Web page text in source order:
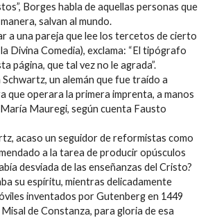
Borges habla de aquellas personas que
salvan al mundo.
a una pareja que lee los tercetos de cierto
Divina Comedia), exclama: “El tipógrafo
página, que tal vez no le agrada”.
Schwartz, un alemán que fue traído a
que operara la primera imprenta, a manos
Mauregi, según cuenta Fausto
acaso un seguidor de reformistas como
a la tarea de producir opúsculos
desviada de las enseñanzas del Cristo?
su espíritu, mientras delicadamente
inventados por Gutenberg en 1449
de Constanza, para gloria de esa